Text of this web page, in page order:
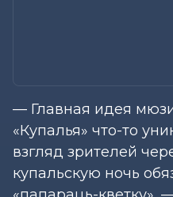
— Главная идея
«Купалья» что-то
взгляд зрителей
купальскую ночь